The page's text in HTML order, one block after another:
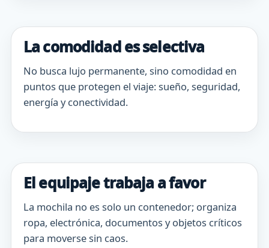
La comodidad es selectiva
No busca lujo permanente, sino comodidad en
puntos que protegen el viaje: sueño, seguridad,
energía y conectividad.
El equipaje trabaja a favor
La mochila no es solo un contenedor; organiza
ropa, electrónica, documentos y objetos críticos
para moverse sin caos.